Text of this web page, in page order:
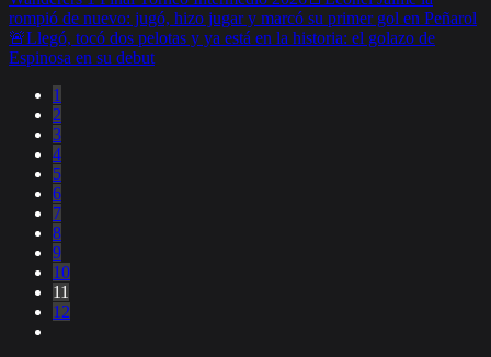
rompió de nuevo: jugó, hizo jugar y marcó su primer gol en Peñarol
🚨Llegó, tocó dos pelotas y ya está en la historia: el golazo de
Espinosa en su debut
1
2
3
4
5
6
7
8
9
10
11
12